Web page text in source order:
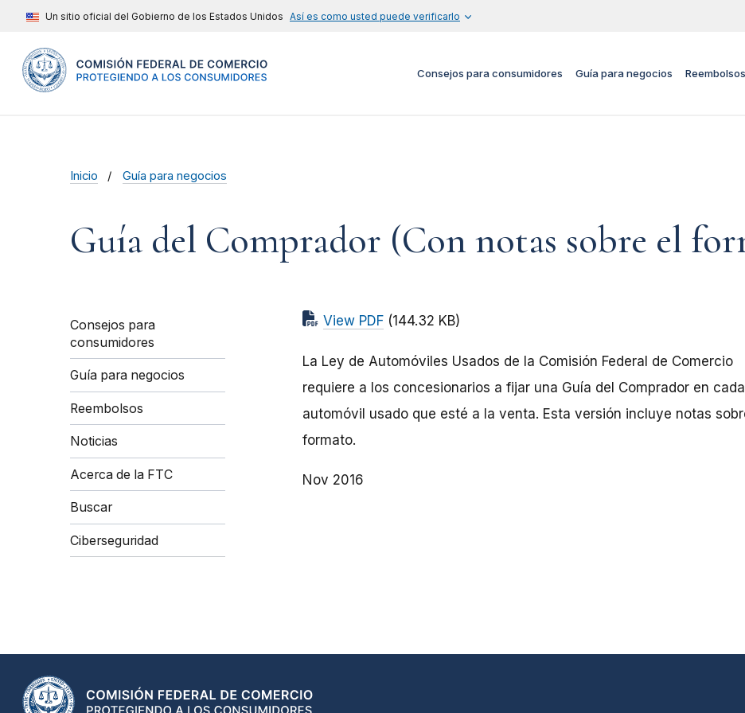
Un sitio oficial del Gobierno de los Estados Unidos Así es como usted puede verificarlo
Consejos para consumidores Guía para negocios Reembolsos
Inicio Guía para negocios
Guía del Comprador (Con notas sobre el
Consejos para
consumidores
Guía para negocios
Reembolsos
Noticias
Acerca de la FTC
Buscar
Ciberseguridad
View PDF (144.32 KB)
La Ley de Automóviles Usados de la Comisión Federal de Comercio
requiere a los concesionarios a fijar una Guía del Comprador en cada
automóvil usado que esté a la venta. Esta versión incluye notas
formato.
Nov 2016